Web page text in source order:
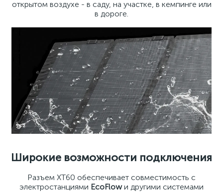
открытом воздухе - в саду, на участке, в кемпинге или
в дороге.
Широкие возможности подключения
Разъем XT60 обеспечивает совместимость с
электростанциями EcoFlowи другими системами